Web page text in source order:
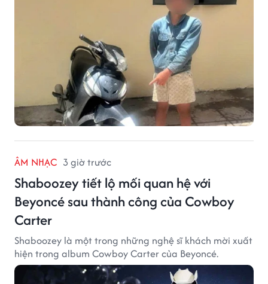
ÂM NHẠC 3 giờ trước
Shaboozey tiết lộ mối quan hệ với
Beyoncé sau thành công của Cowboy
Carter
Shaboozey là một trong những nghệ sĩ khách mời xuất
hiện trong album Cowboy Carter của Beyoncé.